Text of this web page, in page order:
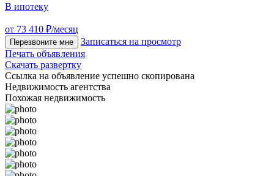
В ипотеку
от 73 410 ₽/месяц
Перезвоните мне
Записаться на просмотр
Печать объявления
Скачать развертку
Ссылка на объявление успешно скопирована
Недвижимость агентства
Похожая недвижимость